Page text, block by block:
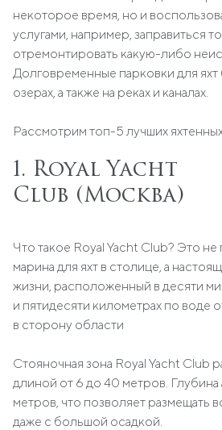
некоторое время, но и
услугами, например, заправиться
отремонтировать какую-либо
Долговременные парковки для яхт
озерах, а также на реках и каналах.
Рассмотрим топ-5 лучших
1. Royal Yacht
Club (Москва)
Что такое Royal Yacht Club? Это
марина для яхт в столице, а
жизни, расположенный в десяти
и пятидесяти километрах по воде
в сторону области
Стояночная зона Royal Yacht Club
длиной от 6 до 40 метров. Глубина
метров, что позволяет размещать
даже с большой осадкой.